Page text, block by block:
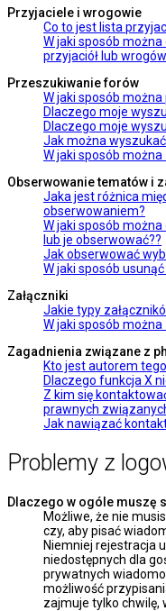
Przyjaciele i wrogowie
Co to jest lista
W jaki sposób
przyjaciół lub
Przeszukiwanie forów
W jaki sposób
Dlaczego moje
Dlaczego moje
Jak można
W jaki sposób
Obserwowanie tematów i
Jaka jest różnica
obserwowaniem?
W jaki sposób
lub je obserwować??
Jak obserwować
W jaki sposób
Załączniki
Jakie typy
W jaki sposób
Zagadnienia związane z
Kto jest autorem
Dlaczego funkcja X
Z kim się
prawnych
Jak nawiązać
Problemy z
Dlaczego w ogóle muszę
Możliwe, że nie
czy, aby pisać
Niemniej rejestracja
niedostępnych dla
prywatnych
możliwość
zajmuje tylko chwilę,